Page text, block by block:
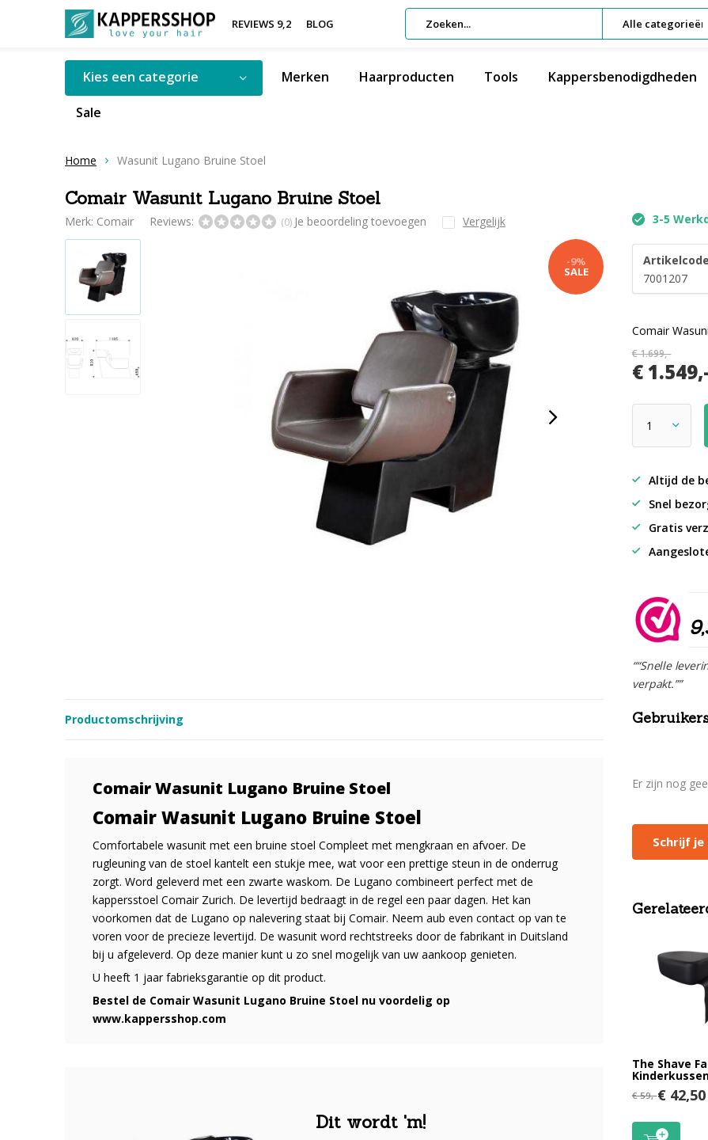
REVIEWS 9,2 BLOG Alle categorieën
Kies een categorie Merken Haarproducten Tools Kappersbenodigdheden
Sale
Home Wasunit Lugano Bruine Stoel
Comair Wasunit Lugano Bruine Stoel
Merk: Comair Reviews: (0) Je beoordeling toevoegen Vergelijk
-9%
SALE
3-5
7001207
Comair
€ 1.699,-
€
Altijd de
Snel
Gratis
““Snelle
verpakt.””
Productomschrijving
Comair Wasunit Lugano Bruine Stoel
Comair Wasunit Lugano Bruine Stoel
Comfortabele wasunit met een bruine stoel Compleet met mengkraan en afvoer. De
rugleuning van de stoel kantelt een stukje mee, wat voor een prettige steun in de onderrug
zorgt. Word geleverd met een zwarte waskom. De Lugano combineert perfect met de
kappersstoel Comair Zurich. De levertijd bedraagt in de regel een paar dagen. Het kan
voorkomen dat de Lugano op nalevering staat bij Comair. Neem aub even contact op van te
voren voor de precieze levertijd. De wasunit word rechtstreeks door de fabrikant in Duitsland
bij u afgeleverd. Op deze manier kunt u zo snel mogelijk van uw aankoop genieten.
U heeft 1 jaar fabrieksgarantie op dit product.
Bestel de Comair Wasunit Lugano Bruine Stoel nu voordelig op
www.kappersshop.com
Dit wordt 'm!
Er zijn nog
Schrijf
The Shave
€ 59,-€ 42,50